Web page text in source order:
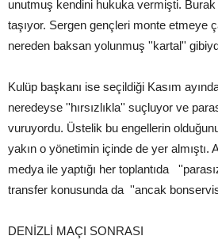
unutmuş kendini hukuka vermişti. Burak
taşıyor. Sergen gençleri monte etmeye
nereden baksan yolunmuş ''kartal''
Kulüp başkanı ise seçildiği Kasım
neredeyse ''hırsızlıkla'' suçluyor ve
vuruyordu. Üstelik bu engellerin
yakın o yönetimin içinde de yer almıştı.
medya ile yaptığı her toplantıda
transfer konusunda da ''ancak
DENİZLİ MAÇI SONRASI